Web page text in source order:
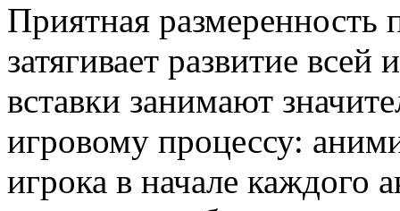
Приятная размеренность
затягивает развитие
вставки занимают
игровому процессу:
игрока в начале каждого